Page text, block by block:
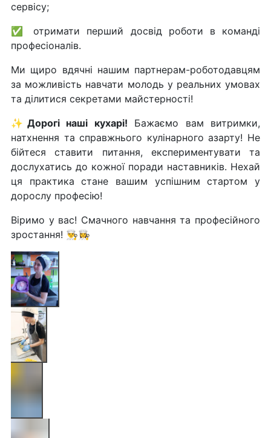
сервісу;
✅ отримати перший досвід роботи в команді
професіоналів.
Ми щиро вдячні нашим партнерам-роботодавцям
за можливість навчати молодь у реальних умовах
та ділитися секретами майстерності!
✨Дорогі наші кухарі! Бажаємо вам витримки,
натхнення та справжнього кулінарного азарту! Не
бійтеся ставити питання, експериментувати та
дослухатись до кожної поради наставників. Нехай
ця практика стане вашим успішним стартом у
дорослу професію!
Віримо у вас! Смачного навчання та професійного
зростання! 👨‍🍳👩‍🍳
2026050601